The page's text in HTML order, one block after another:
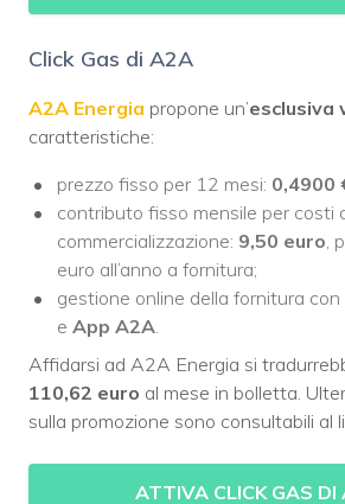
Click Gas di A2A
A2A Energia propone un’esclusiva
caratteristiche:
prezzo fisso per 12 mesi: 0,4900
contributo fisso mensile per costi
commercializzazione: 9,50 euro,
euro all’anno a fornitura;
gestione online della fornitura
e App A2A.
Affidarsi ad A2A Energia si
110,62 euro al mese in bolletta.
sulla promozione sono consultabili al
ATTIVA CLICK GAS DI